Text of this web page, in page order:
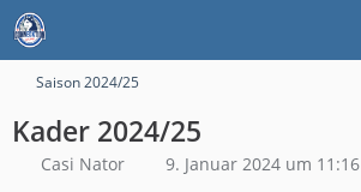
Saison 2024/25
Kader 2024/25
Casi Nator 9. Januar 2024 um 11:16